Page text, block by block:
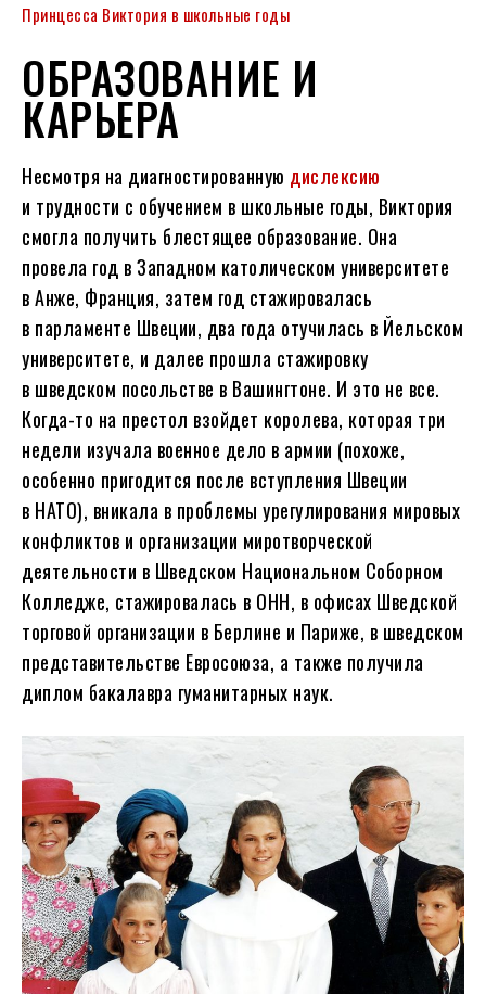
Принцесса Виктория в школьные годы
ОБРАЗОВАНИЕ И
КАРЬЕРА
Несмотря на диагностированную дислексию
и трудности с обучением в школьные годы, Виктория
смогла получить блестящее образование. Она
провела год в Западном католическом университете
в Анже, Франция, затем год стажировалась
в парламенте Швеции, два года отучилась в Йельском
университете, и далее прошла стажировку
в шведском посольстве в Вашингтоне. И это не все.
Когда-то на престол взойдет королева, которая три
недели изучала военное дело в армии (похоже,
особенно пригодится после вступления Швеции
в НАТО), вникала в проблемы урегулирования мировых
конфликтов и организации миротворческой
деятельности в Шведском Национальном Соборном
Колледже, стажировалась в ОНН, в офисах Шведской
торговой организации в Берлине и Париже, в шведском
представительстве Евросоюза, а также получила
диплом бакалавра гуманитарных наук.